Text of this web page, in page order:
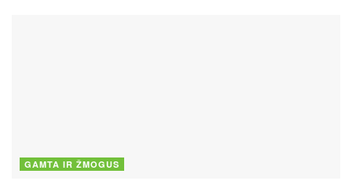
GAMTA IR ŽMOGUS